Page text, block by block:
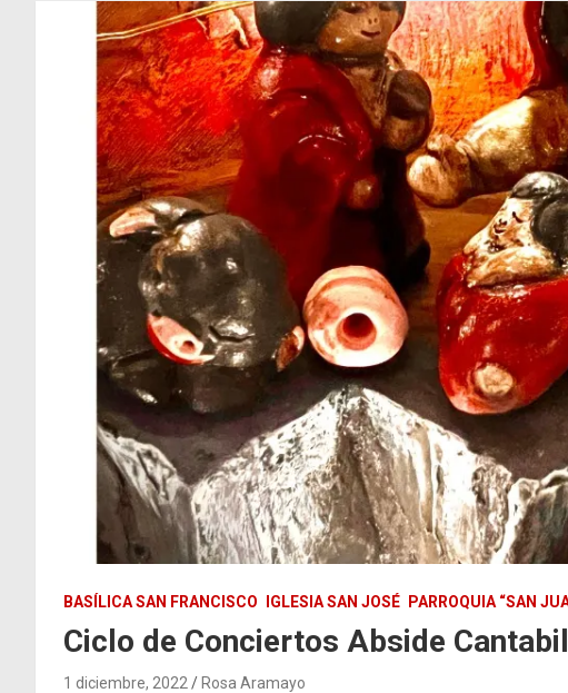
BASÍLICA SAN FRANCISCO IGLESIA SAN JOSÉ PARROQUIA “SAN
Ciclo de Conciertos Abside
1 diciembre, 2022 Rosa Aramayo